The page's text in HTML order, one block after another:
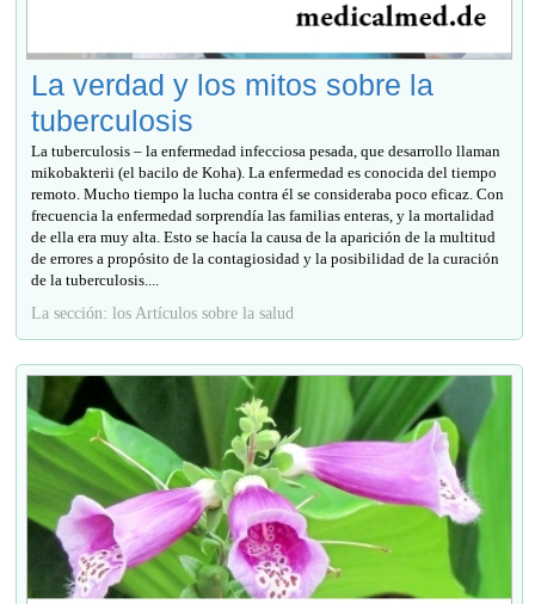
La verdad y los mitos sobre la
tuberculosis
La tuberculosis – la enfermedad infecciosa pesada, que desarrollo llaman
mikobakterii (el bacilo de Koha). La enfermedad es conocida del tiempo
remoto. Mucho tiempo la lucha contra él se consideraba poco eficaz. Con
frecuencia la enfermedad sorprendía las familias enteras, y la mortalidad
de ella era muy alta. Esto se hacía la causa de la aparición de la multitud
de errores a propósito de la contagiosidad y la posibilidad de la curación
de la tuberculosis....
La sección: los Artículos sobre la salud